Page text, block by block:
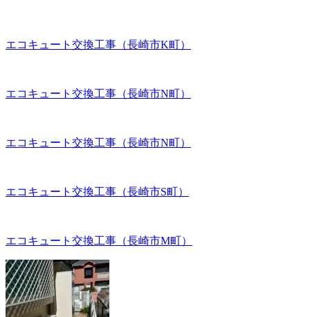
エコキュート交換工事（長崎市K町）
エコキュート交換工事（長崎市N町）
エコキュート交換工事（長崎市N町）
エコキュート交換工事（長崎市S町）
エコキュート交換工事（長崎市M町）